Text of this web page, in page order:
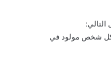
معاهدة الصلح الممضاة في لوازن سنة 1923، يعد لبنانياً كل شخص مولود في